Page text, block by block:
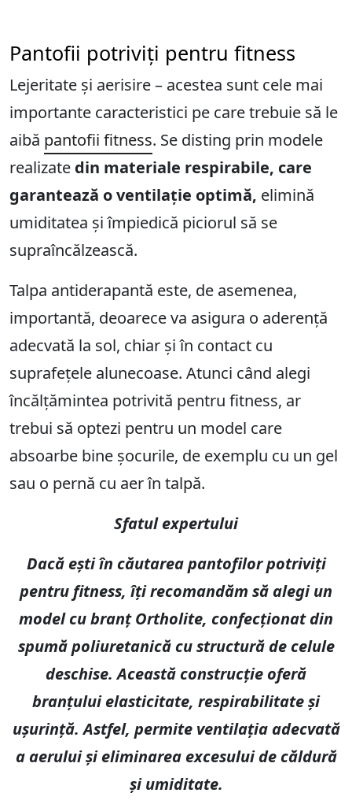
Pantofii potriviți pentru fitness
Lejeritate și aerisire – acestea sunt cele mai
importante caracteristici pe care trebuie să le
aibă pantofii fitness. Se disting prin modele
realizate din materiale respirabile, care
garantează o ventilație optimă, elimină
umiditatea și împiedică piciorul să se
supraîncălzească.
Talpa antiderapantă este, de asemenea,
importantă, deoarece va asigura o aderență
adecvată la sol, chiar și în contact cu
suprafețele alunecoase. Atunci când alegi
încălțămintea potrivită pentru fitness, ar
trebui să optezi pentru un model care
absoarbe bine șocurile, de exemplu cu un gel
sau o pernă cu aer în talpă.
Sfatul expertului
Dacă ești în căutarea pantofilor potriviți
pentru fitness, îți recomandăm să alegi un
model cu branț Ortholite, confecționat din
spumă poliuretanică cu structură de celule
deschise. Această construcție oferă
branțului elasticitate, respirabilitate și
ușurință. Astfel, permite ventilația adecvată
a aerului și eliminarea excesului de căldură
și umiditate.